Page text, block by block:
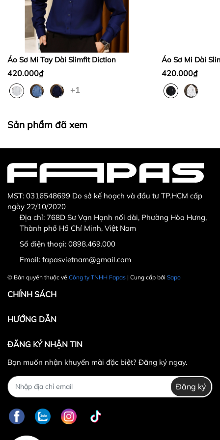
Bước 2:
Sản phẩm không đúng với đơn hàng đã đặt
Sản phẩm bị hư hỏng khi nhìn bằng mắt thường
Hotline CSKH: 090 376 9205
Fanpage:FACEBOOK.COM/FAPAS.VN
Áo Sơ Mi Tay Dài Slimfit Diction
420.000₫
+1
Áo Sơ Mi Dài
420.000₫
Sản phẩm đã xem
MST: 0316548699 Do sở kế hoạch và đầu tư TP.HCM cấp
ngày 22/10/2020
Địa chỉ: 768D Sư Vạn Hạnh nối dài, Phường Hòa Hưng,
Thành phố Hồ Chí Minh, Việt Nam
Số điện thoại: 0898.469.000
Email: fapasvietnam@gmail.com
© Bản quyền thuộc về Công ty TNHH Fapas | Cung cấp bởi Sapo
CHÍNH SÁCH
HƯỚNG DẪN
ĐĂNG KÝ NHẬN TIN
Bạn muốn nhận khuyến mãi đặc biệt? Đăng ký ngay.
Đăng ký